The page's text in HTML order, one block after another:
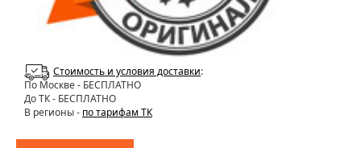
Стоимость и условия доставки:
По Москве- БЕСПЛАТНО
До ТК - БЕСПЛАТНО
В регионы - по тарифам ТК